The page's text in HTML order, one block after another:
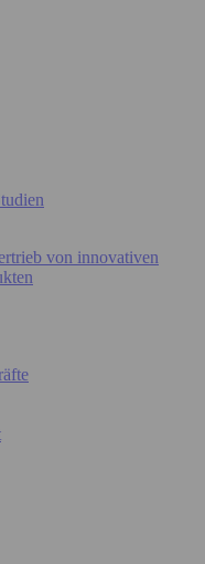
von innovativen